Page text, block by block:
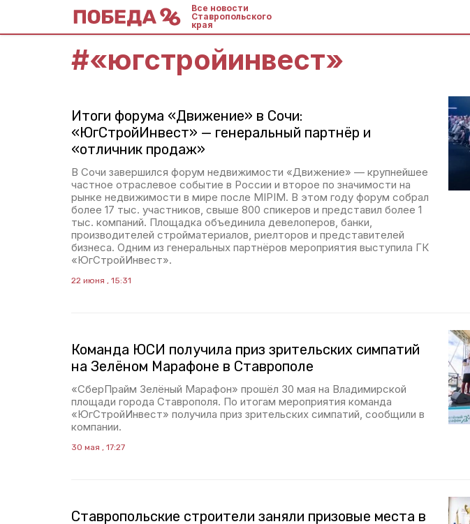
Все новости
Ставропольского
края
#«югстройинвест»
Итоги форума «Движение» в Сочи:
«ЮгСтройИнвест» — генеральный партнёр и
«отличник продаж»
В Сочи завершился форум недвижимости «Движение» — крупнейшее
частное отраслевое событие в России и второе по значимости на
рынке недвижимости в мире после MIPIM. В этом году форум собрал
более 17 тыс. участников, свыше 800 спикеров и представил более 1
тыс. компаний. Площадка объединила девелоперов, банки,
производителей стройматериалов, риелторов и представителей
бизнеса. Одним из генеральных партнёров мероприятия выступила ГК
«ЮгСтройИнвест».
22 июня , 15:31
Команда ЮСИ получила приз зрительских симпатий
на Зелёном Марафоне в Ставрополе
«СберПрайм Зелёный Марафон» прошёл 30 мая на Владимирской
площади города Ставрополя. По итогам мероприятия команда
«ЮгСтройИнвест» получила приз зрительских симпатий, сообщили в
компании.
30 мая , 17:27
Ставропольские строители заняли призовые места в